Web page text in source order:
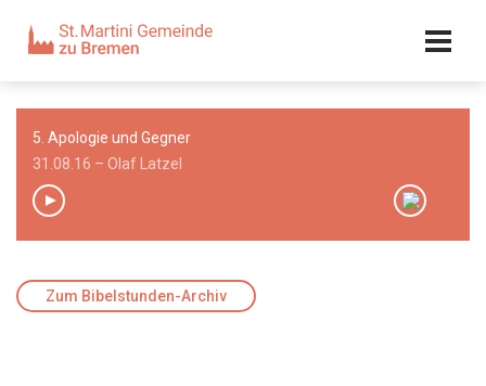
Kalender
Kontakt
Adresse
Team
5. Apologie und Gegner
31.08.16 – Olaf Latzel
Zum Bibelstunden-Archiv